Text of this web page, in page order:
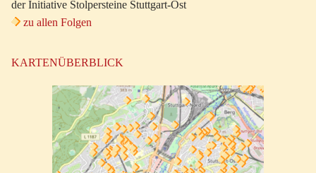
der Initiative Stolpersteine Stuttgart-Ost
zu allen Folgen
KARTENÜBERBLICK